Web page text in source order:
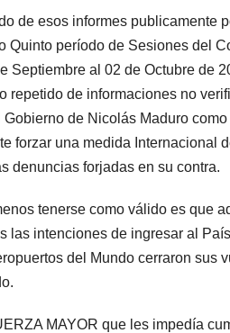
de esos informes publicamente
Quinto período de Sesiones del
Septiembre al 02 de Octubre de
repetido de informaciones no
de Nicolás Maduro como
forzar una medida Internacional
denuncias forjadas en su contra.
tenerse como válido es que
las intenciones de ingresar al
del Mundo cerraron sus
MAYOR que les impedía